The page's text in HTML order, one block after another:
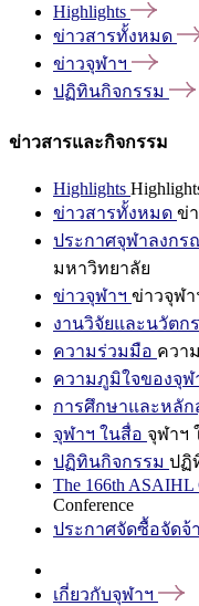
Highlights
ข่าวสารทั้งหมด
ข่าวจุฬาฯ
ปฏิทินกิจกรรม
ข่าวสารและกิจกรรม
Highlights
ข่าวสารทั้งหมด ข่
ประกาศจุฬาลงก
มหาวิทยาลัย
ข่าวจุฬาฯ ข่าวจุฬา
งานวิจัยและนวัตก
ความร่วมมือ ควา
ความภูมิใจของจุฬ
การศึกษาและหลัก
จุฬาฯ ในสื่อ จุฬาฯ
ปฏิทินกิจกรรม ปฏิ
The 166th ASAIHL
Conference
ประกาศจัดซื้อจัดจ้
เกี่ยวกับจุฬาฯ